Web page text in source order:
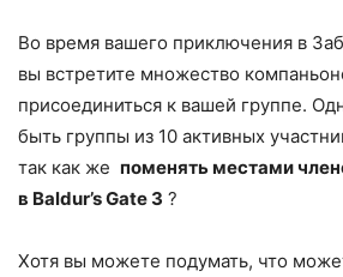
Во время вашего приключения в
вы встретите множество
присоединиться к вашей группе.
быть группы из 10 активных
так как же поменять местами
в Baldur’s Gate 3 ?
Хотя вы можете подумать, что